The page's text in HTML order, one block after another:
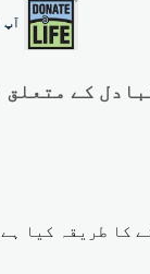
آپ